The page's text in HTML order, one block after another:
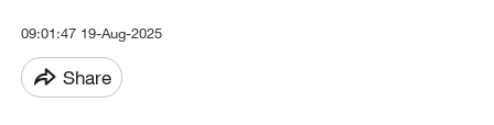
09:01:47 19-Aug-2025
Share